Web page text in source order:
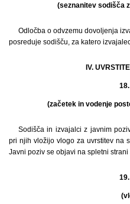
(seznanitev sodišča
Odločba o odvzemu dovoljenja
posreduje sodišču, za katero
IV.
(začetek in vodenje
Sodišča in izvajalci z javnim
pri njih vložijo vlogo za uvrstitev na
Javni poziv se objavi na spletni